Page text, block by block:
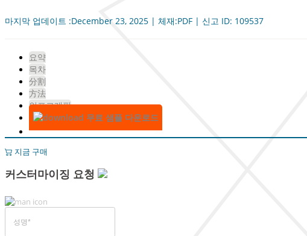
마지막 업데이트 :December 23, 2025 | 체재:PDF | 신고 ID: 109537
요약
목차
分割
方法
인포그래픽
무료 샘플 다운로드
지금 구매
커스터마이징 요청